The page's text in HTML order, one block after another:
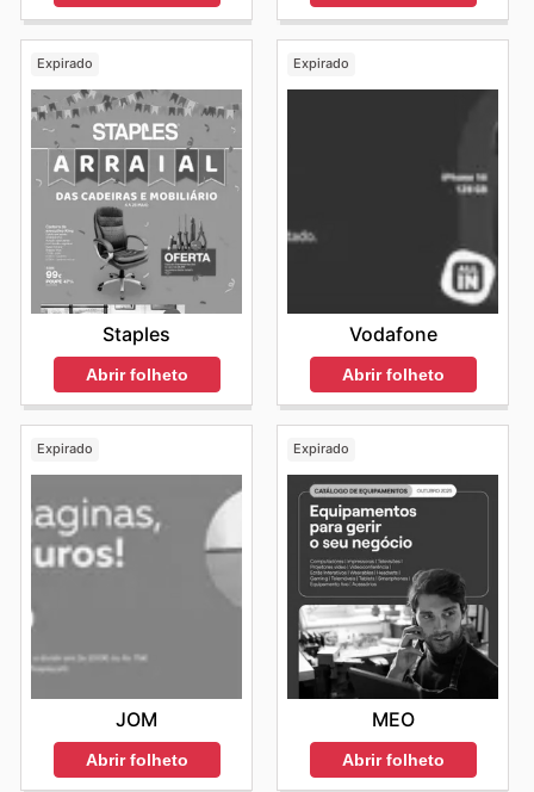
Expirado
Staples
Abrir folheto
Expirado
Vodafone
Abrir folheto
Expirado
JOM
Abrir folheto
Expirado
MEO
Abrir folheto